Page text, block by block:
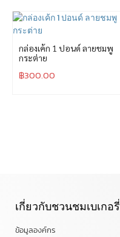
กล่องเค้ก 1 ปอนด์ ลายชมพู
กระต่าย
฿300.00
เกี่ยวกับชวนชมเบเกอรี่
ข้อมูลองค์กร